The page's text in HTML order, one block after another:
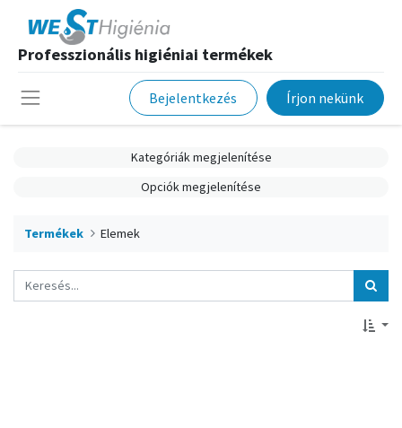
Professzionális higiéniai termékek
Bejelentkezés Írjon nekünk
Kategóriák megjelenítése
Opciók megjelenítése
Termékek Elemek